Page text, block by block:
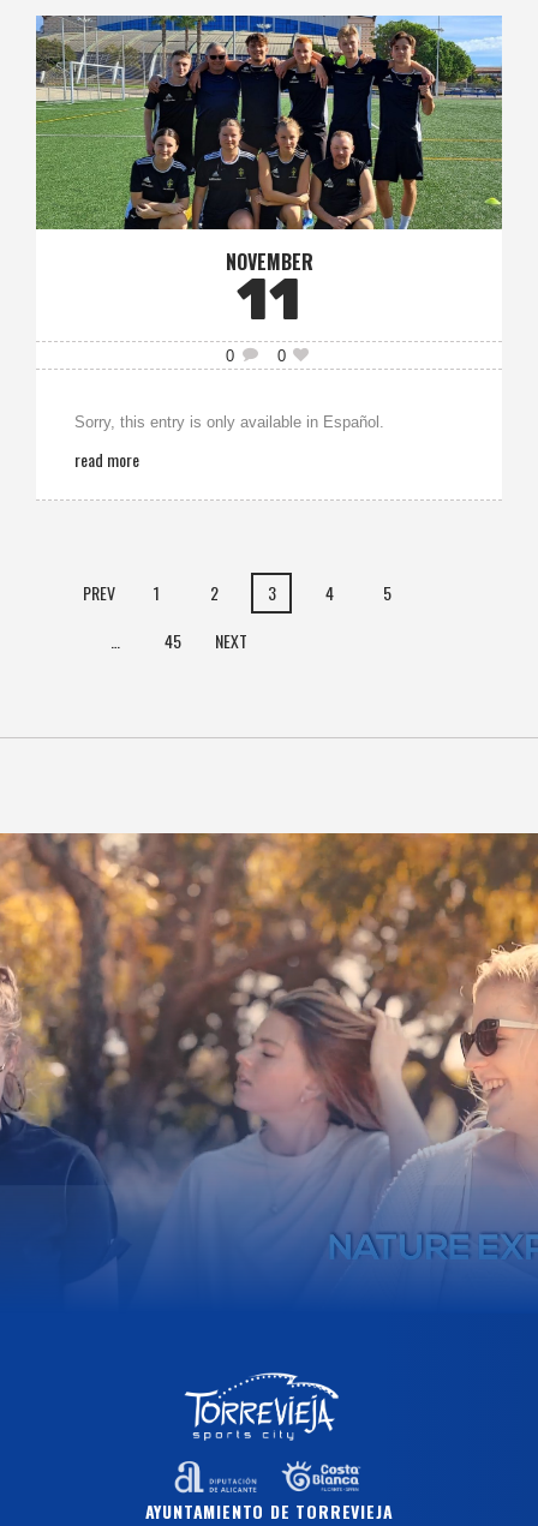
NOVEMBER
11
0 0
Sorry, this entry is only available in Español.
read more
PREV 1 2 3 4
5
…
45 NEXT
AYUNTAMIENTO DE TORREVIEJA